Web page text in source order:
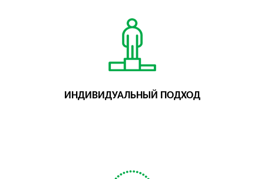
ИНДИВИДУАЛЬНЫЙ ПОДХОД